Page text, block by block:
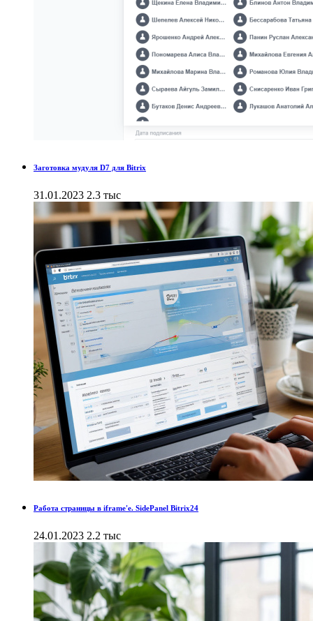
Заготовка мудуля D7 для Bitrix
31.01.2023 2.3 тыс
Работа страницы в iframe'е. SidePanel Bitrix24
24.01.2023 2.2 тыс